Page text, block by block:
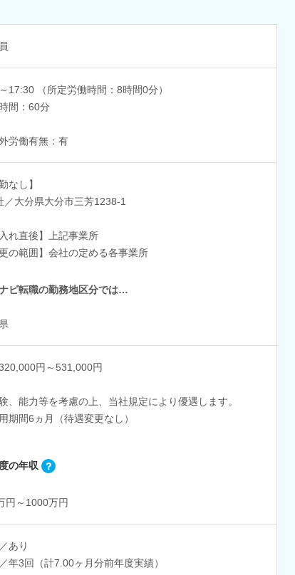
17:30 （所定労働時間：8時間0分）
間：60分
労働有無：有
なし】
／大分県大分市三芳1238-1
れ直後】上記事業所
の範囲】会社の定める各事業所
ビ転職の勤務地区分では…
円～531,000円
、能力等を考慮の上、当社規定により優遇します。
期間6ヵ月（待遇変更なし）
の年収
円～1000万円
あり
年3回（計7.00ヶ月分前年度実績）